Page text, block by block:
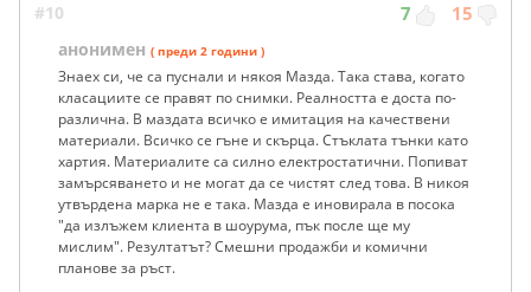
#10 7 15
анонимен ( преди 2 години )
Знаех си, че са пуснали и някоя Мазда. Така става, когато
класациите се правят по снимки. Реалността е доста по-
различна. В маздата всичко е имитация на качествени
материали. Всичко се гъне и скърца. Стъклата тънки като
хартия. Материалите са силно електростатични. Попиват
замърсяването и не могат да се чистят след това. В никоя
утвърдена марка не е така. Мазда е иновирала в посока
"да излъжем клиента в шоурума, пък после ще му
мислим". Резултатът? Смешни продажби и комични
планове за ръст.